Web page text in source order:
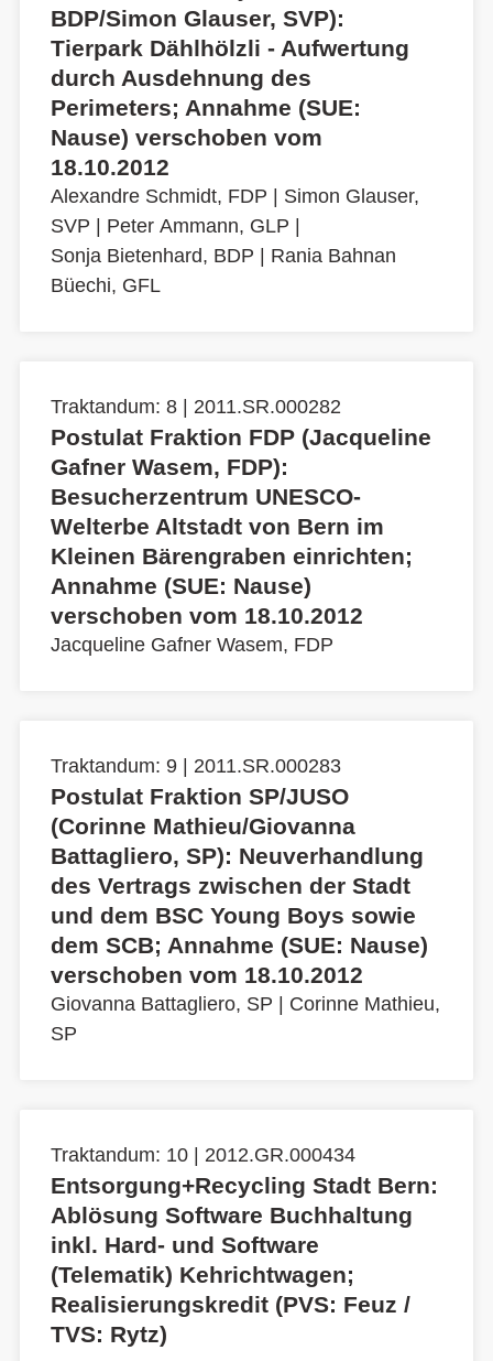
BDP/Simon Glauser, SVP):
Tierpark Dählhölzli - Aufwertung
durch Ausdehnung des
Perimeters; Annahme (SUE:
Nause) verschoben vom
18.10.2012
Alexandre Schmidt, FDP
Simon Glauser,
SVP
Peter Ammann, GLP
Sonja Bietenhard, BDP
Rania Bahnan
Büechi, GFL
Traktandum: 8 | 2011.SR.000282
Postulat Fraktion FDP (Jacqueline
Gafner Wasem, FDP):
Besucherzentrum UNESCO-
Welterbe Altstadt von Bern im
Kleinen Bärengraben einrichten;
Annahme (SUE: Nause)
verschoben vom 18.10.2012
Jacqueline Gafner Wasem, FDP
Traktandum: 9 | 2011.SR.000283
Postulat Fraktion SP/JUSO
(Corinne Mathieu/Giovanna
Battagliero, SP): Neuverhandlung
des Vertrags zwischen der Stadt
und dem BSC Young Boys sowie
dem SCB; Annahme (SUE: Nause)
verschoben vom 18.10.2012
Giovanna Battagliero, SP
Corinne Mathieu,
SP
Traktandum: 10 | 2012.GR.000434
Entsorgung+Recycling Stadt Bern:
Ablösung Software Buchhaltung
inkl. Hard- und Software
(Telematik) Kehrichtwagen;
Realisierungskredit (PVS: Feuz /
TVS: Rytz)